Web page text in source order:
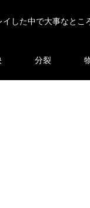
した中で大事なとこ
分裂